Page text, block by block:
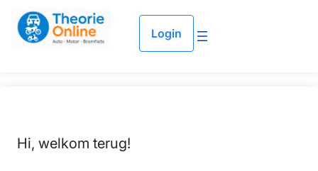
Login
Hi, welkom terug!